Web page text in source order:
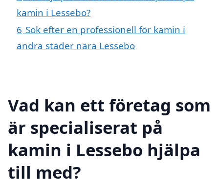
kamin i Lessebo?
6 Sök efter en professionell för kamin i
andra städer nära Lessebo
Vad kan ett företag som
är specialiserat på
kamin i Lessebo hjälpa
till med?